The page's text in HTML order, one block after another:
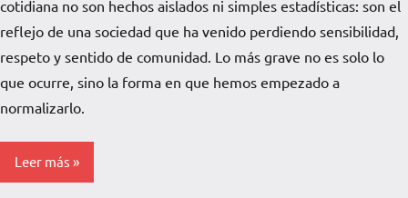
cotidiana no son hechos aislados ni simples estadísticas: son el
reflejo de una sociedad que ha venido perdiendo sensibilidad,
respeto y sentido de comunidad. Lo más grave no es solo lo
que ocurre, sino la forma en que hemos empezado a
normalizarlo.
Leer más